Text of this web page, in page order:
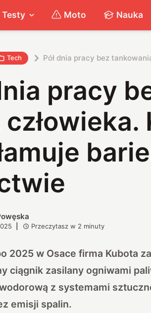
Testy Moto Nauka
Tech Pół dnia pracy bez
pracy
Przeczytasz w 2 minuty
2025 w Osace firma Kubota
ciągnik zasilany ogniwami
z systemami
emisji spalin.